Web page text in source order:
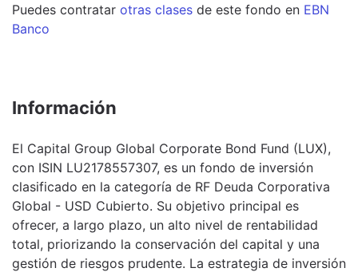
Puedes contratar otras clases de este fondo en EBN
Banco
Información
El Capital Group Global Corporate Bond Fund (LUX),
con ISIN LU2178557307, es un fondo de inversión
clasificado en la categoría de RF Deuda Corporativa
Global - USD Cubierto. Su objetivo principal es
ofrecer, a largo plazo, un alto nivel de rentabilidad
total, priorizando la conservación del capital y una
gestión de riesgos prudente. La estrategia de inversión